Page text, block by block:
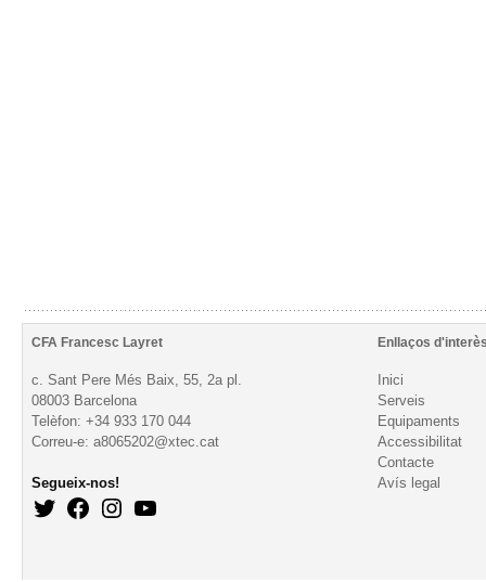
CFA Francesc Layret Enllaços
c. Sant Pere Més Baix, 55, 2a pl.
08003 Barcelona
Telèfon: +34 933 170 044
Correu-e: a8065202@xtec.cat
Segueix-nos!
Inici
Serveis
Equipaments
Accessibilitat
Contacte
Avís legal